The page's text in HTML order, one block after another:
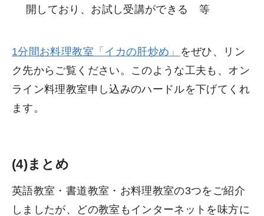
開しており、お試し受講ができる 等
1分間お料理教室「イカの肝炒め」
をぜひ、リン
ク先からご覧ください。このような工夫も、オン
ライン料理教室申し込みのハードルを下げてくれ
ます。
(4)まとめ
英語教室・書道教室・お料理教室の3つをご紹介
しましたが、どの教室もインターネットを味方に